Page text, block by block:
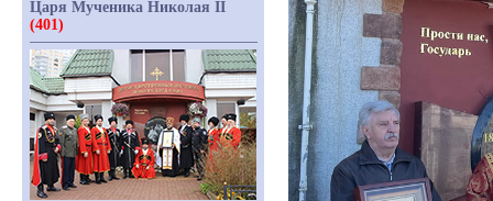
Царя Мученика Николая II
(401)